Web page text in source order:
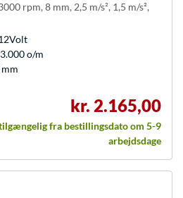
rpm, 8 mm, 2,5 m/s², 1,5 m/s²,
o/m
kr. 2.165,00
fra bestillingsdato om 5-9
arbejdsdage